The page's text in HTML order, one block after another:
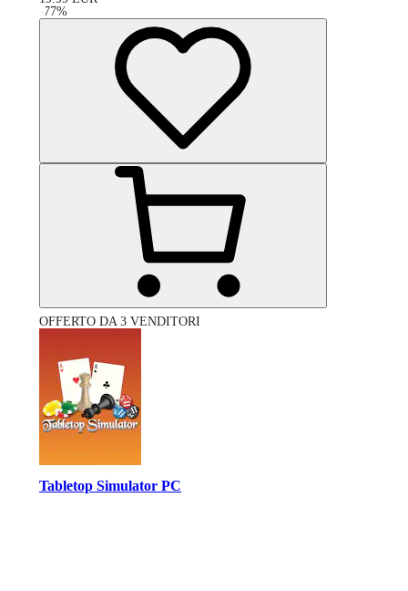
-77%
OFFERTO DA 3 VENDITORI
Tabletop Simulator PC